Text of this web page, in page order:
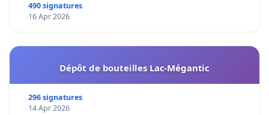
490 signatures
16 Apr 2026
Dépôt de bouteilles Lac-Mégantic
296 signatures
14 Apr 2026